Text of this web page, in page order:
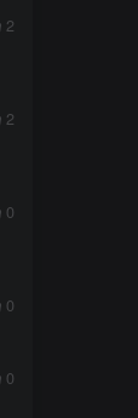
2
2
0
0
0